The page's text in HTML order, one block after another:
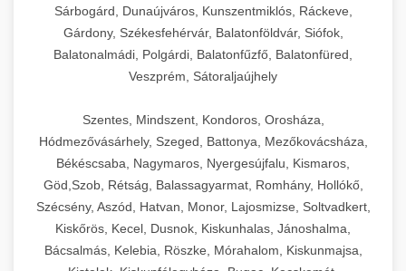
Sárbogárd, Dunaújváros, Kunszentmiklós, Ráckeve,
Gárdony, Székesfehérvár, Balatonföldvár, Siófok,
Balatonalmádi, Polgárdi, Balatonfűzfő, Balatonfüred,
Veszprém, Sátoraljaújhely
Szentes, Mindszent, Kondoros, Orosháza,
Hódmezővásárhely, Szeged, Battonya, Mezőkovácsháza,
Békéscsaba, Nagymaros, Nyergesújfalu, Kismaros,
Göd,Szob, Rétság, Balassagyarmat, Romhány, Hollókő,
Szécsény, Aszód, Hatvan, Monor, Lajosmizse, Soltvadkert,
Kiskőrös, Kecel, Dusnok, Kiskunhalas, Jánoshalma,
Bácsalmás, Kelebia, Röszke, Mórahalom, Kiskunmajsa,